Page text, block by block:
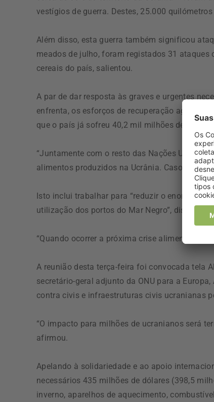
vestígios de guerra. Destes, 25.000
Além disso, esta guerra também significou
meados de julho, foram registados 31
cereais do país, salientou.
A par de dar resposta às graves e urgentes
enfrenta, os esforços de recuperação agrícola
que o país já sofreu 40,2 mil milhões de
“Juntamente com o resto das Nações Unidas,
alimentos produzidos na Ucrânia. Caso
Isto inclui trabalhar para “reduzir o enorme
utilização dos portos do Mar Negro”, disse.
“Quando ocorrer a próxima crise alimentar, o
A reunião desta terça-feira foi convocada tela
secretário-geral adjunto da ONU para a
contra civis e infraestruturas civis ucranianas
“O impacto para milhões de ucranianos será
afirmou.
Apelando à solidariedade e ao apoio
necessários 435 milhões de dólares (398,5
inverno, aparelhos de aquecimento,